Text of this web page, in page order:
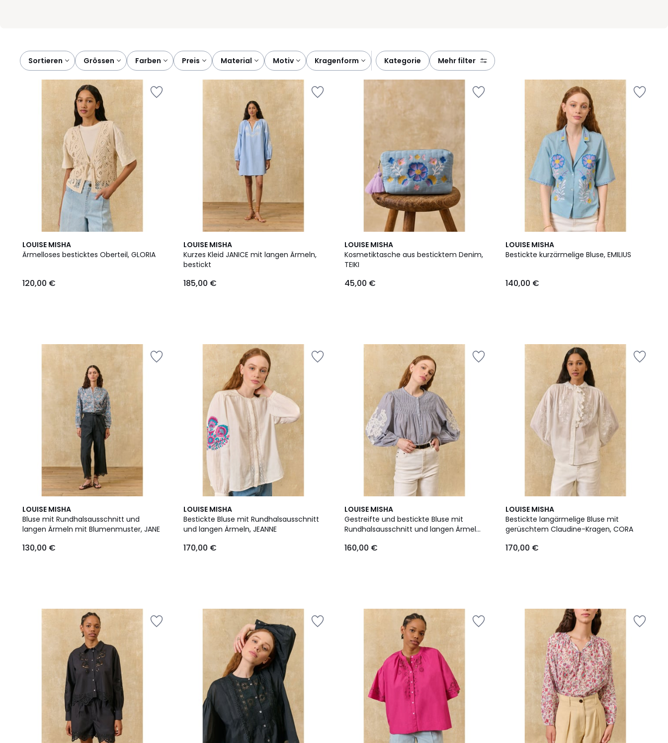
Sortieren grössen farben preis material motiv kragenform kategorie mehr filter
LOUISE MISHA
Ärmelloses besticktes Oberteil, GLORIA
€.
120,00 €
LOUISE MISHA
Kurzes Kleid JANICE mit langen Ärmeln,
bestickt
185,00 €
LOUISE MISHA
Kosmetiktasche aus besticktem Denim,
TEIKI
45,00 €
LOUISE MISHA
Bestickte kurzärmelige Bluse, EMILIUS
140,00 €
LOUISE MISHA
Bluse mit Rundhalsausschnitt und
langen Ärmeln mit Blumenmuster, JANE
130,00 €
LOUISE MISHA
Bestickte Bluse mit Rundhalsausschnitt
und langen Ärmeln, JEANNE
170,00 €
LOUISE MISHA
Gestreifte und bestickte Bluse mit
Rundhalsausschnitt und langen Ärmeln,
160,00 €
LOUISE MISHA
Bestickte langärmelige Bluse mit
gerüschtem Claudine-Kragen, CORA
170,00 €